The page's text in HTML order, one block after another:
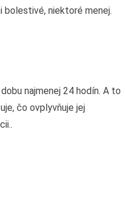
bolestivé, niektoré menej.
najmenej 24 hodín. A to
čo ovplyvňuje jej